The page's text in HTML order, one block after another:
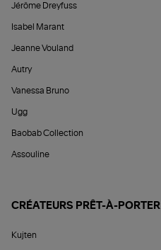
Jérôme Dreyfuss
Isabel Marant
Jeanne Vouland
Autry
Vanessa Bruno
Ugg
Baobab Collection
Assouline
CRÉATEURS PRÊT-À-PORTER
Kujten